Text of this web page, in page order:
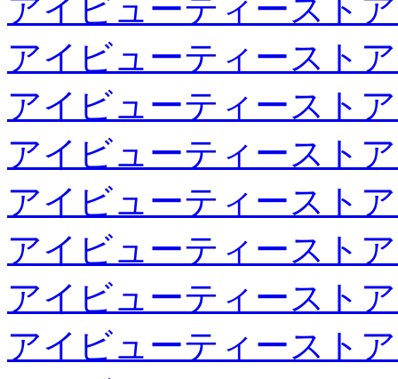
アイビューティースト
アイビューティースト
アイビューティースト
アイビューティースト
アイビューティースト
アイビューティースト
アイビューティースト
アイビューティースト